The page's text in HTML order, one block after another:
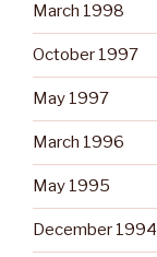
March 1998
October 1997
May 1997
March 1996
May 1995
December 1994